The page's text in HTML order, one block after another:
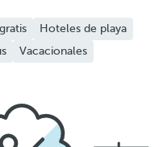
Hoteles de playa
Vacacionales